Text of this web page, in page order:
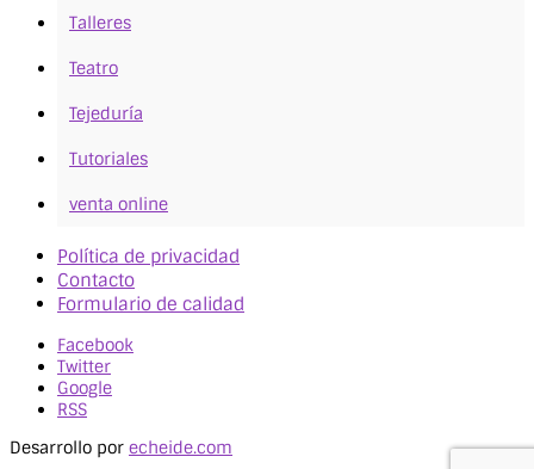
Talleres
Teatro
Tejeduría
Tutoriales
venta online
Política de privacidad
Contacto
Formulario de calidad
Facebook
Twitter
Google
RSS
Desarrollo por echeide.com